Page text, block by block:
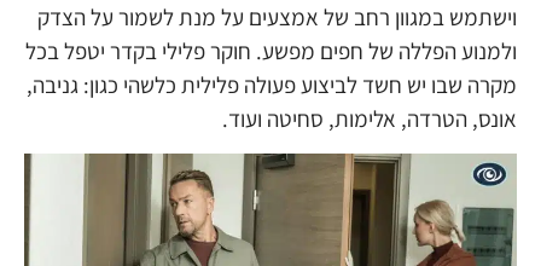
וישתמש במגוון רחב של אמצעים על מנת לשמור על הצדק
ולמנוע הפללה של חפים מפשע. חוקר פלילי בקדר יטפל בכל
מקרה שבו יש חשד לביצוע פעולה פלילית כלשהי כגון: גניבה,
אונס, הטרדה, אלימות, סחיטה ועוד.